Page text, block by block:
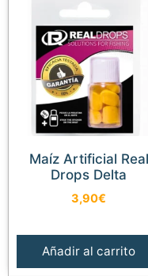
Maíz Artificial Real
Drops Delta
3,90€
Añadir al carrito